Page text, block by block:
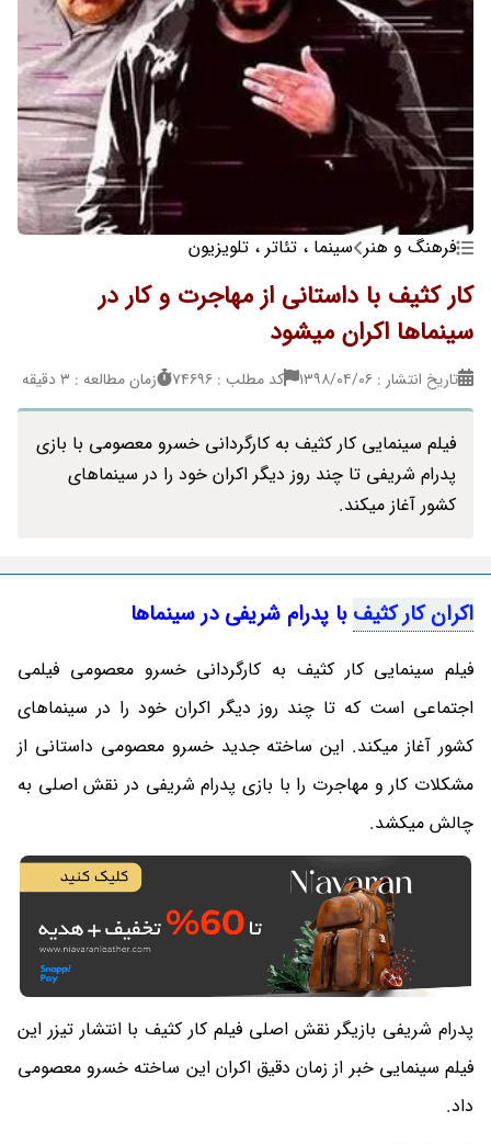
فرهنگ و هنر سینما ، تئاتر ، تلویزیون
کار کثیف با داستانی از مهاجرت و کار در
سینماها اکران میشود
تاریخ انتشار : ۱۳۹۸/۰۴/۰۶ کد مطلب : 74696 زمان مطالعه : 3 دقیقه
فیلم سینمایی کار کثیف به کارگردانی خسرو معصومی با بازی
پدرام شریفی تا چند روز دیگر اکران خود را در سینماهای
کشور آغاز میکند.
اکران کار کثیف با پدرام شریفی در سینماها
فیلم سینمایی کار کثیف به کارگردانی خسرو معصومی فیلمی
اجتماعی است که تا چند روز دیگر اکران خود را در سینماهای
کشور آغاز میکند. این ساخته جدید خسرو معصومی داستانی از
مشکلات کار و مهاجرت را با بازی پدرام شریفی در نقش اصلی به
چالش میکشد.
پدرام شریفی بازیگر نقش اصلی فیلم کار کثیف با انتشار تیزر این
فیلم سینمایی خبر از زمان دقیق اکران این ساخته خسرو معصومی
داد.